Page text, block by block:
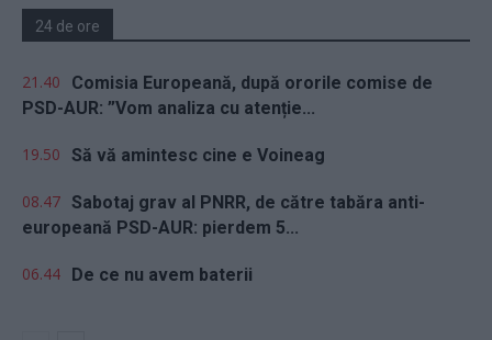
24 de ore
21.40
Comisia Europeană, după ororile comise de
PSD-AUR: ”Vom analiza cu atenție...
19.50 Să vă amintesc cine e Voineag
08.47 Sabotaj grav al PNRR, de către tabăra anti-
europeană PSD-AUR: pierdem 5...
06.44 De ce nu avem baterii